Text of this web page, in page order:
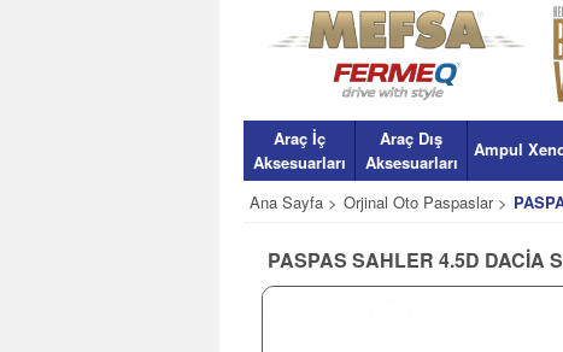
Araç İç
Aksesuarları
Araç Dış
Aksesuarları
Ampul
Ana Sayfa > Orjinal Oto Paspaslar >
PASPAS SAHLER 4.5D DACİA